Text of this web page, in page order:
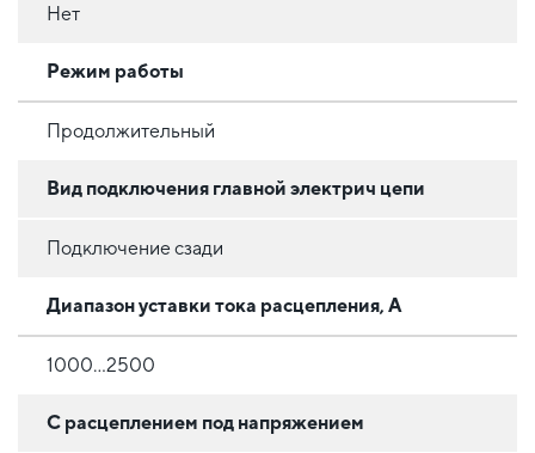
Нет
Режим работы
Продолжительный
Вид подключения главной электрич цепи
Подключение сзади
Диапазон уставки тока расцепления, А
1000...2500
С расцеплением под напряжением